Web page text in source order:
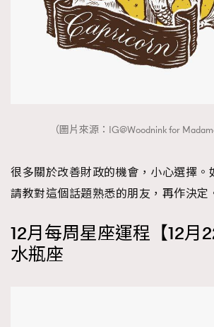
（圖片來源：IG@Woodnink for
很多關於改善財政的機會，小心選擇。
請教對這個話題熟悉的朋友，再作決定
12月每周星座運程【12月
水瓶座